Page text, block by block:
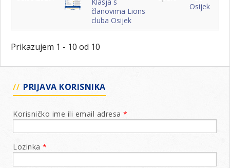
članovima Lions
cluba Osijek
Osijek
Prikazujem 1 - 10 od 10
PRIJAVA KORISNIKA
Korisničko ime ili email adresa *
Lozinka *